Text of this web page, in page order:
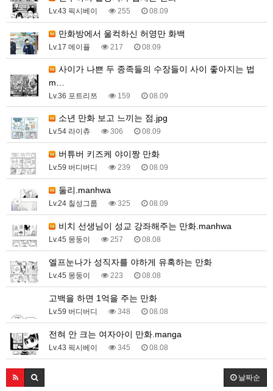
Lv.43 픽시베이 255 08.09
만화방에서 울컥하신 허영만 화백
Lv.17 메이플 217 08.09
m…
Lv.36 포트리쯔 159 08.09
소년 만화 보고 느끼는 점.jpg
Lv.54 라이츄 306 08.09
버튜버 키즈케 야이짱 만화
Lv.59 버디버디 239 08.09
둘리.manhwa
Lv.24 칠성그룹 325 08.09
비치 선생님이 성교 강좌해주는 만화.manhwa
Lv.45 몽둥이 257 08.08
엘프눈나가 성직자를 야하게 유혹하는 만화
Lv.45 몽둥이 223 08.08
고백을 하면 1억을 주는 만화
Lv.59 버디버디 348 08.08
전혀 안 크는 여자아이 만화.manga
Lv.43 픽시베이 345 08.08
날짜순